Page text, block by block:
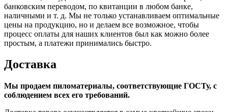
банковским переводом, по квитанции в любом банке,
наличными и т. д. Мы не только устанавливаем оптимальные
цены на продукцию, но и делаем все возможное, чтобы
процесс оплаты для наших клиентов был как можно более
простым, а платежи принимались быстро.
Доставка
Мы продаем пиломатериалы, соответствующие ГОСТу, с
соблюдением всех его требований.